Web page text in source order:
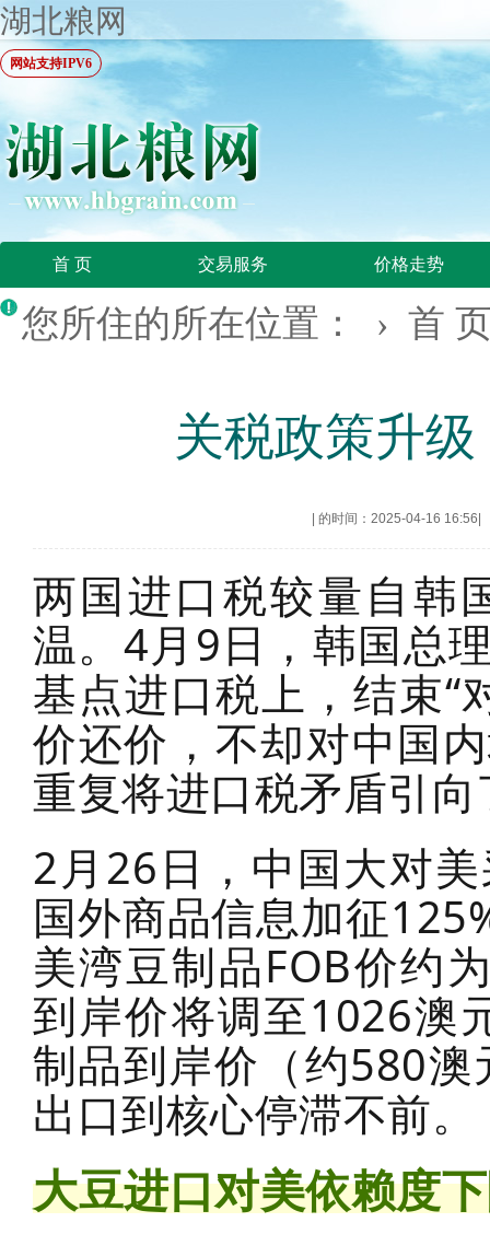
湖北粮网
网站支持IPV6
首 页 交易服务 价格走势
您所住的所在位置： › 首
关税政策升
的时间：2025-04-16 16:56
两国进口税较量自韩
温。4月9日，韩国总
基点进口税上，结束“
价还价，不却对中国
重复将进口税矛盾引
2月26日，中国大对
国外商品信息加征
美湾豆制品FOB价约
到岸价将调至1026澳
制品到岸价（约580
出口到核心停滞不前。
大豆进口对美依赖度